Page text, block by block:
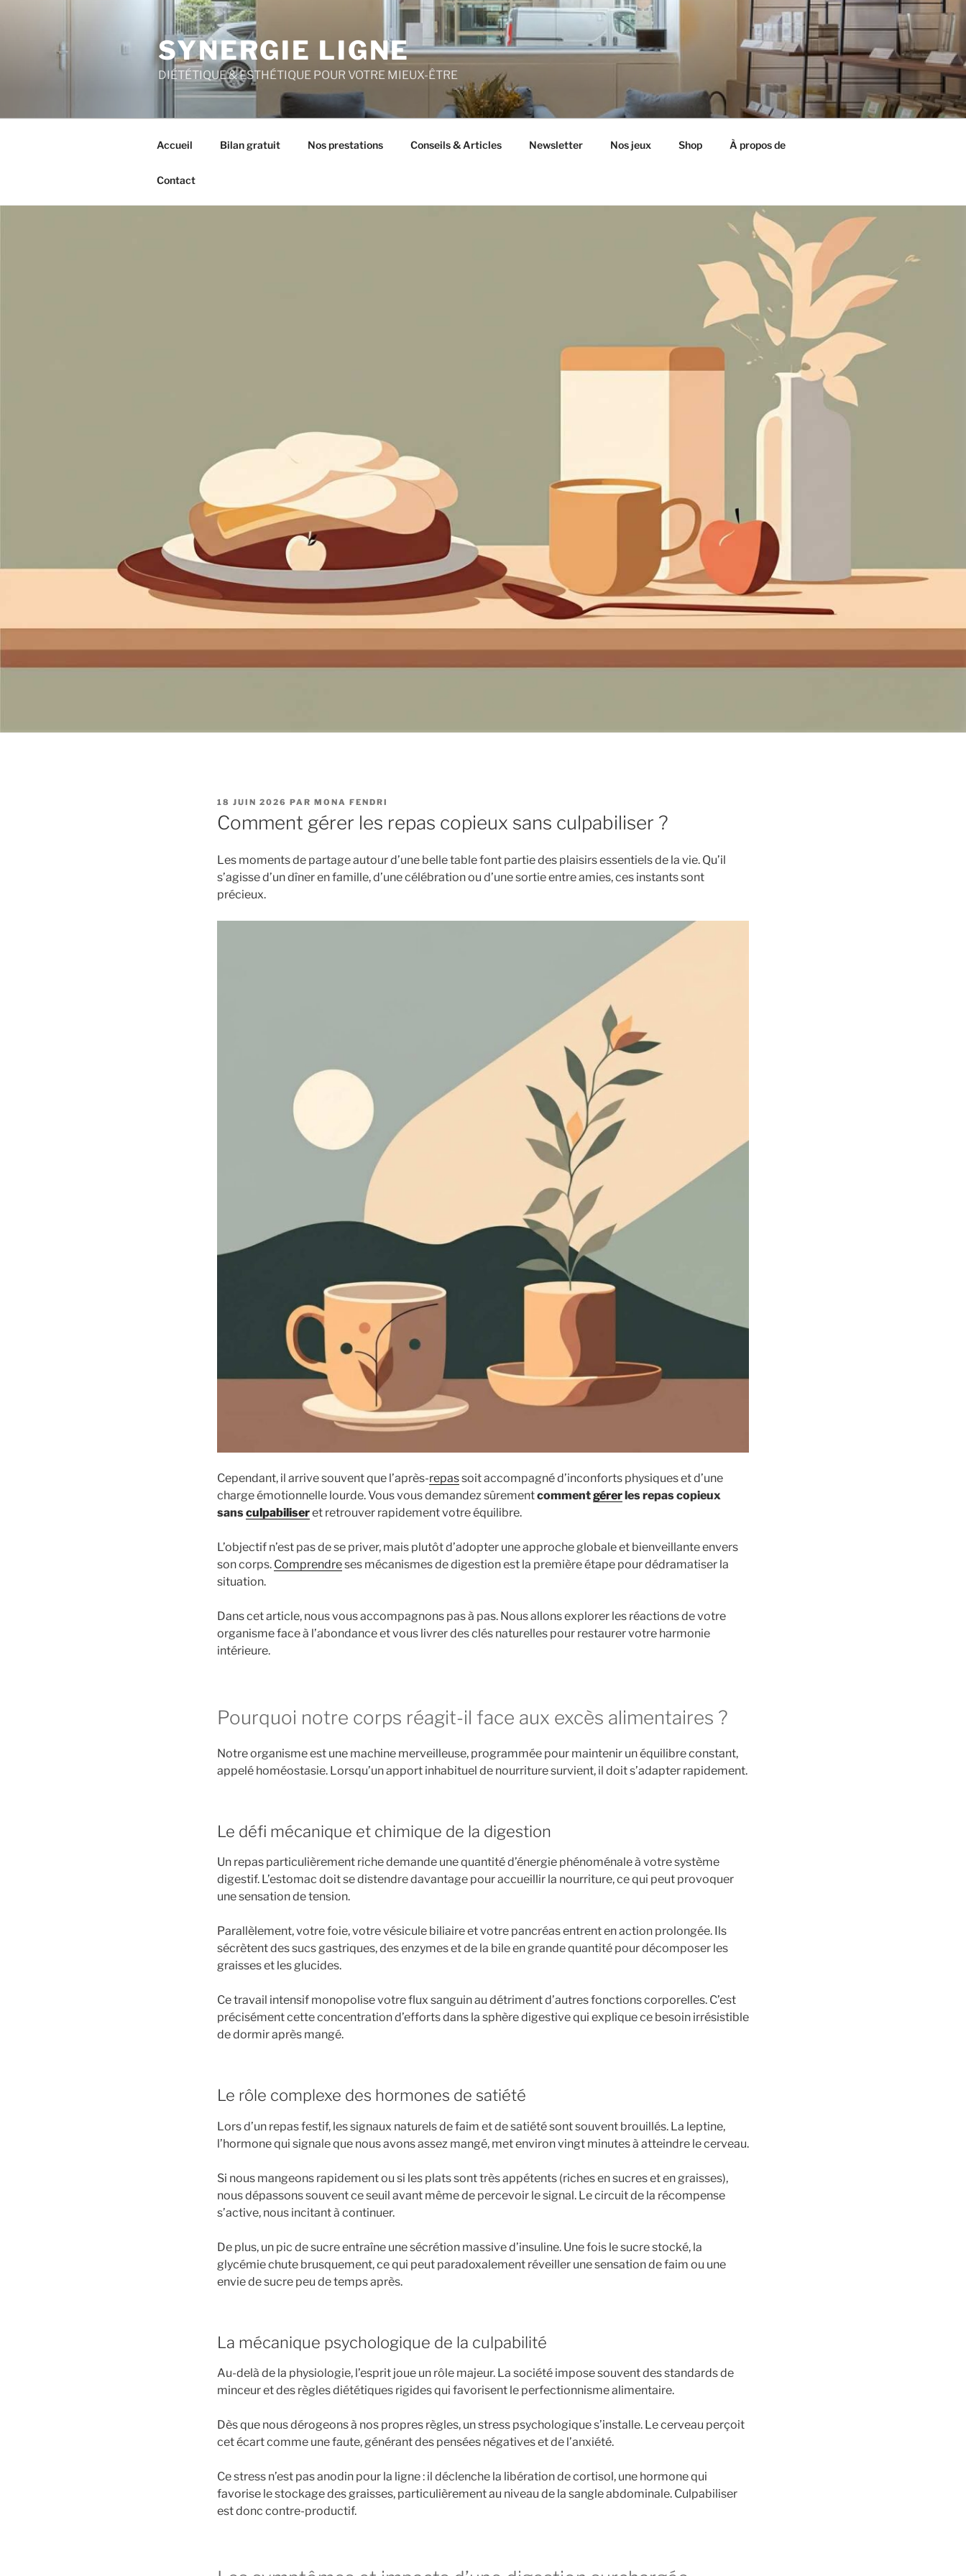
SYNERGIE LIGNE
DIÉTÉTIQUE & ESTHÉTIQUE POUR VOTRE MIEUX-ÊTRE
Accueil Bilan gratuit Nos prestations Conseils & Articles Newsletter Nos jeux Shop À propos de
Contact
PUBLIÉ
LE
18 JUIN 2026 PAR MONA FENDRI
Comment gérer les repas copieux sans culpabiliser ?
Les moments de partage autour d’une belle table font partie des plaisirs essentiels de la vie. Qu’il
s’agisse d’un dîner en famille, d’une célébration ou d’une sortie entre amies, ces instants sont
précieux.
Cependant, il arrive souvent que l’après-repassoit accompagné d’inconforts physiques et d’une
charge émotionnelle lourde. Vous vous demandez sûrementcommentgérer les repas copieux
sansculpabiliseret retrouver rapidement votre équilibre.
L’objectif n’est pas de se priver, mais plutôt d’adopter une approche globale et bienveillante envers
son corps. Comprendreses mécanismes de digestion est la première étape pour dédramatiser la
situation.
Dans cet article, nous vous accompagnons pas à pas. Nous allons explorer les réactions de votre
organisme face à l’abondance et vous livrer des clés naturelles pour restaurer votre harmonie
intérieure.
Pourquoi notre corps réagit-il face aux excès alimentaires ?
Notre organisme est une machine merveilleuse, programmée pour maintenir un équilibre constant,
appelé homéostasie. Lorsqu’un apport inhabituel de nourriture survient, il doit s’adapter rapidement.
Le défi mécanique et chimique de la digestion
Un repas particulièrement riche demande une quantité d’énergie phénoménale à votre système
digestif. L’estomac doit se distendre davantage pour accueillir la nourriture, ce qui peut provoquer
une sensation de tension.
Parallèlement, votre foie, votre vésicule biliaire et votre pancréas entrent en action prolongée. Ils
sécrètent des sucs gastriques, des enzymes et de la bile en grande quantité pour décomposer les
graisses et les glucides.
Ce travail intensif monopolise votre flux sanguin au détriment d’autres fonctions corporelles. C’est
précisément cette concentration d’efforts dans la sphère digestive qui explique ce besoin irrésistible
de dormir après mangé.
Le rôle complexe des hormones de satiété
Lors d’un repas festif, les signaux naturels de faim et de satiété sont souvent brouillés. La leptine,
l’hormone qui signale que nous avons assez mangé, met environ vingt minutes à atteindre le cerveau.
Si nous mangeons rapidement ou si les plats sont très appétents (riches en sucres et en graisses),
nous dépassons souvent ce seuil avant même de percevoir le signal. Le circuit de la récompense
s’active, nous incitant à continuer.
De plus, un pic de sucre entraîne une sécrétion massive d’insuline. Une fois le sucre stocké, la
glycémie chute brusquement, ce qui peut paradoxalement réveiller une sensation de faim ou une
envie de sucre peu de temps après.
La mécanique psychologique de la culpabilité
Au-delà de la physiologie, l’esprit joue un rôle majeur. La société impose souvent des standards de
minceur et des règles diététiques rigides qui favorisent le perfectionnisme alimentaire.
Dès que nous dérogeons à nos propres règles, un stress psychologique s’installe. Le cerveau perçoit
cet écart comme une faute, générant des pensées négatives et de l’anxiété.
Ce stress n’est pas anodin pour la ligne : il déclenche la libération de cortisol, une hormone qui
favorise le stockage des graisses, particulièrement au niveau de la sangle abdominale. Culpabiliser
est donc contre-productif.